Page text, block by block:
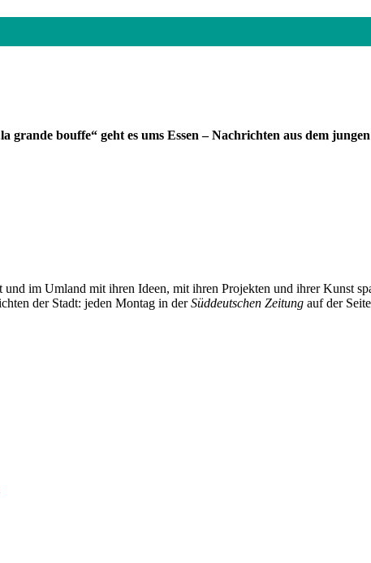
bouffe“ geht es ums Essen – Nachrichten aus dem
im Umland mit ihren Ideen, mit ihren Projekten und ihrer Kunst
der Stadt: jeden Montag in derSüddeutschen Zeitung auf der